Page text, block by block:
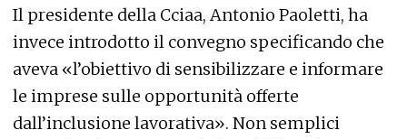
Il presidente della Cciaa, Antonio Paoletti, ha
invece introdotto il convegno specificando che
aveva «l’obiettivo di sensibilizzare e informare
le imprese sulle opportunità offerte
dall’inclusione lavorativa». Non semplici